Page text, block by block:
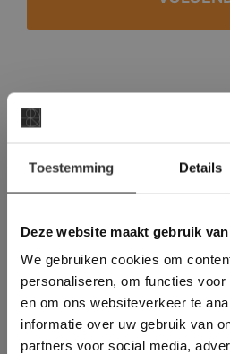
Toestemming Details
Deze website maakt gebruik
We gebruiken cookies om
personaliseren, om functies
en om ons websiteverkeer te
informatie over uw gebruik van
partners voor social media,
#1 in de categorie
Binnen 24 uur een
Meer dan 500 m2
Deze website
gebruik van
This Cookie Banner was
longer working. Please
Deze website gebruikt
gebruikerservaring te
gebruik te maken van
toestemming voor
overeenstemming met ons